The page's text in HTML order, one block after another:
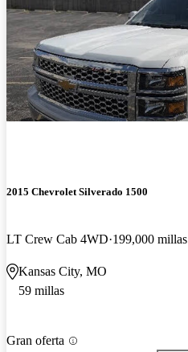
2015 Chevrolet Silverado 1500
LT Crew Cab 4WD 199,000 millas
Kansas City, MO
59 millas
Gran oferta